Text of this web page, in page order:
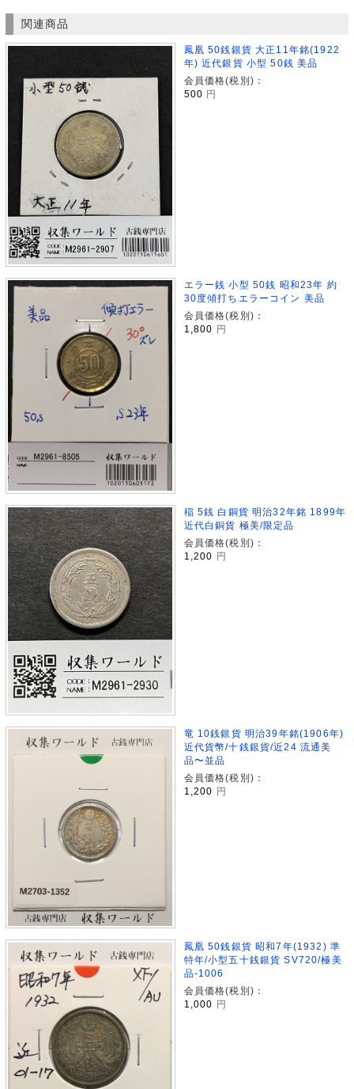
関連商品
鳳凰 50銭銀貨 大正11年銘(1922
年) 近代銀貨 小型 50銭 美品
会員価格(税別)：
500 円
エラー銭 小型 50銭 昭和23年 約
30度傾打ちエラーコイン 美品
会員価格(税別)：
1,800
円
稲 5銭 白銅貨 明治32年銘 1899年
近代白銅貨 極美/限定品
会員価格(税別)：
1,200 円
竜 10銭銀貨 明治39年銘(1906年)
近代貨幣/十銭銀貨/近24 流通美
品〜並品
会員価格(税別)：
1,200
円
鳳凰 50銭銀貨 昭和7年(1932) 準
特年/小型五十銭銀貨 SV720/極美
品-1006
会員価格(税別)：
1,000
円